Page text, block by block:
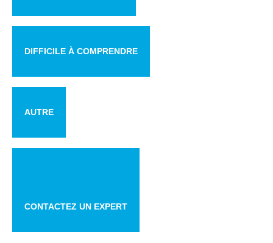
DIFFICILE À COMPRENDRE
AUTRE
CONTACTEZ UN EXPERT